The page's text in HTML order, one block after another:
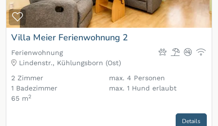
Zur Merkliste hinzufügen
Villa Meier Ferienwohnung 2
Ferienwohnung
Lindenstr., Kühlungsborn (Ost)
2 Zimmer
1 Badezimmer
65 m2
max. 4 Personen
max. 1 Hund erlaubt
Details